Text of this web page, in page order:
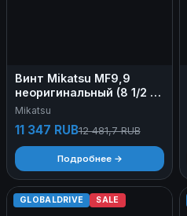
Винт Mikatsu МF9,9
неоригинальный (8 1/2 х
8 1/2)
Mikatsu
11 347 RUB12 481,7 RUB
Подробнее →
GLOBALDRIVE SALE